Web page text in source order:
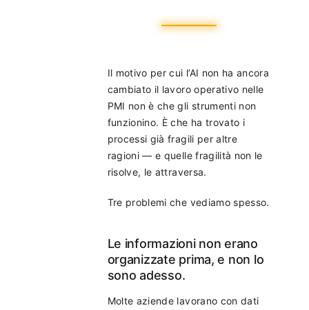
Il motivo per cui l’AI non ha ancora
cambiato il lavoro operativo nelle
PMI non è che gli strumenti non
funzionino. È che ha trovato i
processi già fragili per altre
ragioni — e quelle fragilità non le
risolve, le attraversa.
Tre problemi che vediamo spesso.
Le informazioni non erano
organizzate prima, e non lo
sono adesso.
Molte aziende lavorano con dati